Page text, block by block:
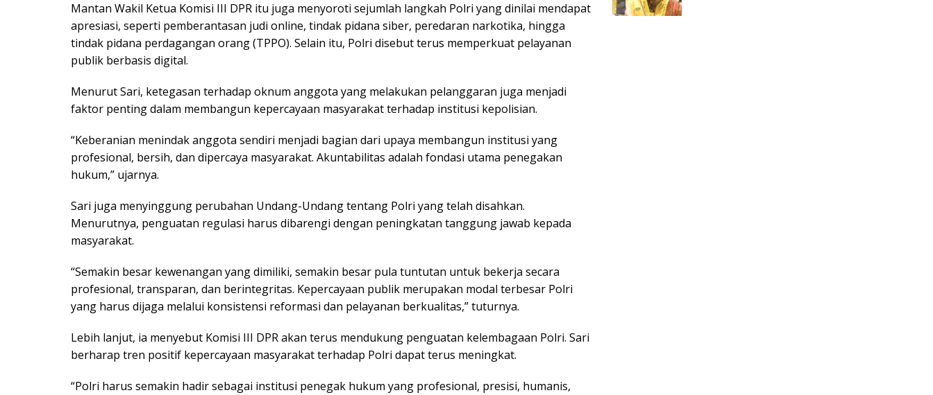
Mantan Wakil Ketua Komisi III DPR itu juga menyoroti sejumlah langkah Polri yang dinilai mendapat
apresiasi, seperti pemberantasan judi online, tindak pidana siber, peredaran narkotika, hingga
tindak pidana perdagangan orang (TPPO). Selain itu, Polri disebut terus memperkuat pelayanan
publik berbasis digital.
Menurut Sari, ketegasan terhadap oknum anggota yang melakukan pelanggaran juga menjadi
faktor penting dalam membangun kepercayaan masyarakat terhadap institusi kepolisian.
“Keberanian menindak anggota sendiri menjadi bagian dari upaya membangun institusi yang
profesional, bersih, dan dipercaya masyarakat. Akuntabilitas adalah fondasi utama penegakan
hukum,” ujarnya.
Sari juga menyinggung perubahan Undang-Undang tentang Polri yang telah disahkan.
Menurutnya, penguatan regulasi harus dibarengi dengan peningkatan tanggung jawab kepada
masyarakat.
“Semakin besar kewenangan yang dimiliki, semakin besar pula tuntutan untuk bekerja secara
profesional, transparan, dan berintegritas. Kepercayaan publik merupakan modal terbesar Polri
yang harus dijaga melalui konsistensi reformasi dan pelayanan berkualitas,” tuturnya.
Lebih lanjut, ia menyebut Komisi III DPR akan terus mendukung penguatan kelembagaan Polri. Sari
berharap tren positif kepercayaan masyarakat terhadap Polri dapat terus meningkat.
“Polri harus semakin hadir sebagai institusi penegak hukum yang profesional, presisi, humanis,